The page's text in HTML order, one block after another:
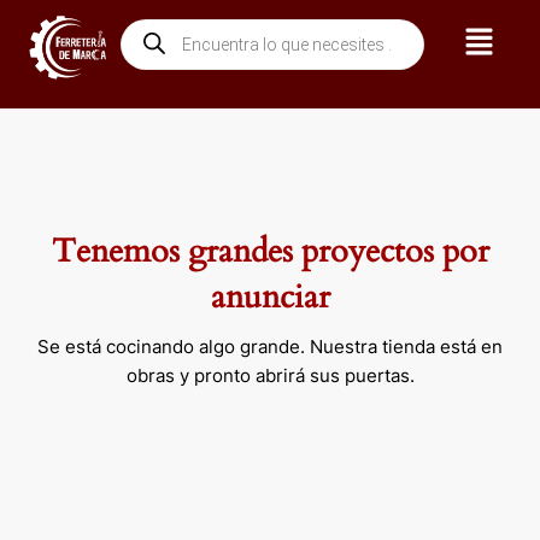
contenido
Búsqueda
de
productos
Menú
Tenemos grandes proyectos por
anunciar
Se está cocinando algo grande. Nuestra tienda está en
obras y pronto abrirá sus puertas.